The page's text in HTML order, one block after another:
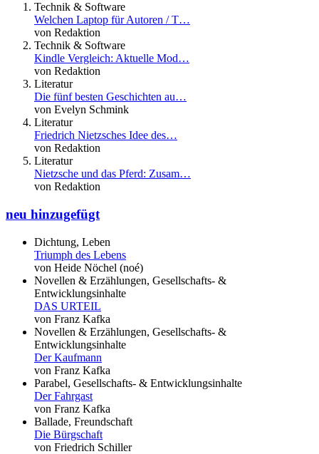
Technik & Software
Welchen Laptop für Autoren / T…
von Redaktion
Technik & Software
Kindle Vergleich: Aktuelle Mod…
von Redaktion
Literatur
Die fünf besten Geschichten au…
von Evelyn Schmink
Literatur
Friedrich Nietzsches Idee des…
von Redaktion
Literatur
Nietzsche und das Pferd: Zusam…
von Redaktion
neu hinzugefügt
Dichtung, Leben
Triumph des Lebens
von Heide Nöchel (noé)
Novellen & Erzählungen, Gesellschafts- &
Entwicklungsinhalte
DAS URTEIL
von Franz Kafka
Novellen & Erzählungen, Gesellschafts- &
Entwicklungsinhalte
Der Kaufmann
von Franz Kafka
Parabel, Gesellschafts- & Entwicklungsinhalte
Der Fahrgast
von Franz Kafka
Ballade, Freundschaft
Die Bürgschaft
von Friedrich Schiller